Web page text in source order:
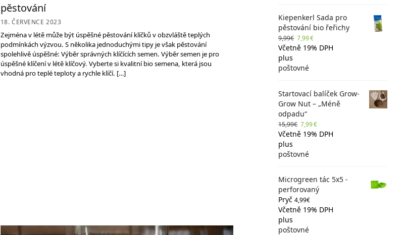
pěstování
18. ČERVENCE 2023
Zejména v létě může být úspěšné pěstování klíčků v obzvláště teplých
podmínkách výzvou. S několika jednoduchými tipy je však pěstování
spolehlivě úspěšné: Výběr správných klíčících semen. Výběr semen je pro
úspěšné klíčení v létě klíčový. Vyberte si kvalitní bio semena, která jsou
vhodná pro teplé teploty a rychle klíčí. […]
Kiepenkerl Sada pro
pěstování bio řeřichy
9,99€ 7,99€
Včetně 19% DPH
plus
poštovné
Startovací balíček Grow-
Grow Nut – „Méně
odpadu“
15,99€ 7,99€
Včetně 19% DPH
plus
poštovné
Microgreen tác 5x5 -
perforovaný
Pryč4,99€
Včetně 19% DPH
plus
poštovné